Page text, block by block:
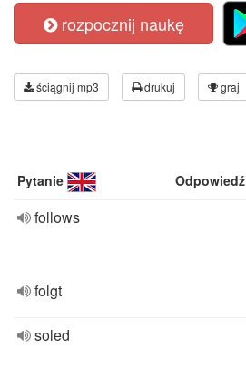
rozpocznij naukę
ściągnij mp3 drukuj graj
Pytanie Odpowiedź
follows
folgt
soled